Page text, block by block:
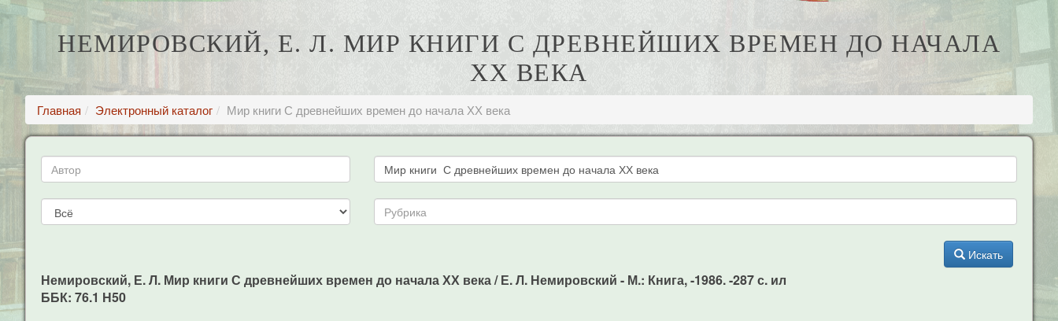
НЕМИРОВСКИЙ, Е. Л. МИР КНИГИ С ДРЕВНЕЙШИХ ВРЕМЕН ДО НАЧАЛА
ХХ ВЕКА
Главная Электронный каталог Мир книги С древнейших времен до начала ХХ века
Искать
Немировский, Е. Л. Мир книги С древнейших времен до начала ХХ века / Е. Л. Немировский - М.: Книга, -1986. -287 с. ил
ББК: 76.1 Н50